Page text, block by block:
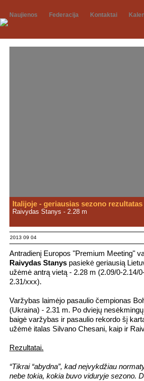
Naujienos Federacija Kontaktai
Italijoje - geriausias sezono rezultatas
Raivydas Stanys - 2.28 m
2013 09 04
Antradienį Europos "Premium Meeting"
Raivydas Stanys pasiekė geriausią
užėmė antrą vietą - 2.28 m (2.09/0-2.14/
2.31/xxx).
Varžybas laimėjo pasaulio čempionas
(Ukraina) - 2.31 m. Po dviejų
baigė varžybas ir pasaulio rekordo šį
užėmė italas Silvano Chesani, kaip ir
Rezultatai.
“Tikrai “abydna”, kad neįvykdžiau
nebe tokia, kokia buvo viduryje sezono.